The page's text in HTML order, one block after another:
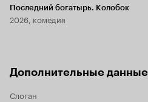
Последний богатырь. Колобок
2026, комедия
Дополнительные данные
Слоган